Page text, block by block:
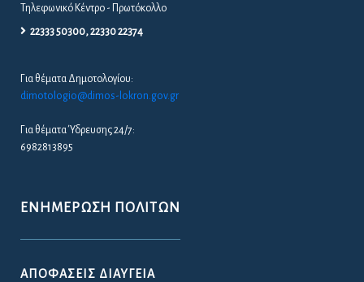
Τηλεφωνικό Κέντρο - Πρωτόκολλο
22333 50300, 22330 22374
Για θέματα Δημοτολογίου:
dimotologio@dimos-lokron.gov.gr
Για θέματα Ύδρευσης 24/7:
6982813895
ΕΝΗΜΈΡΩΣΗ ΠΟΛΙΤΏΝ
ΑΠΟΦΆΣΕΙΣ ΔΙΑΎΓΕΙΑ